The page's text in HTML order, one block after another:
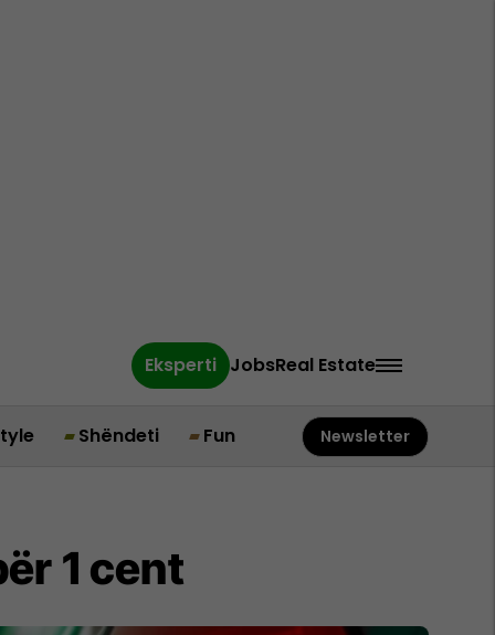
Eksperti JobsReal Estate
Shëndeti Fun Newsletter
1 cent